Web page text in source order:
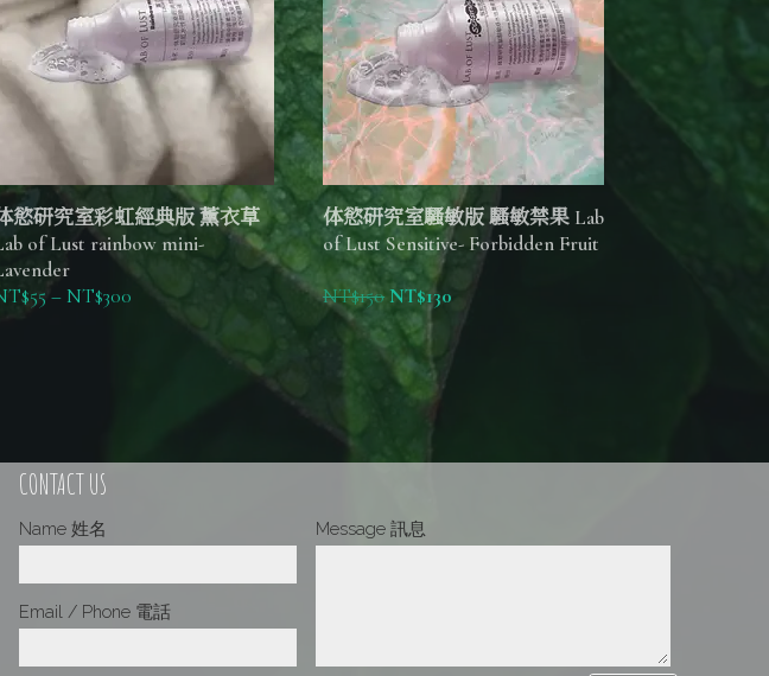
慾研究室彩虹經典版 薰衣草
of Lust rainbow mini-
55 – NT$300
体慾研究室騷敏版 騷敏禁果 Lab
of Lust Sensitive- Forbidden Fruit
NT$150NT$130
CONTACT US
Name 姓名
Email / Phone 電話
Message 訊息